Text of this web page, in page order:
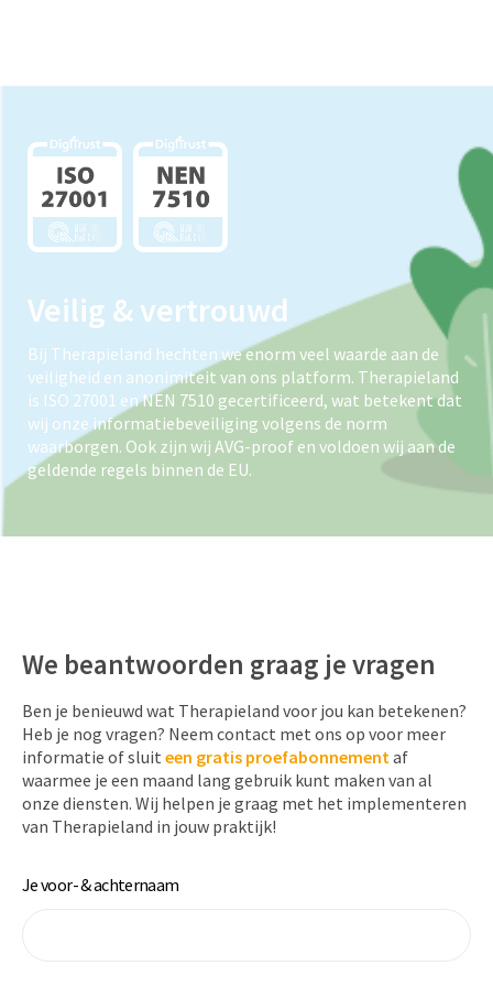
Veilig & vertrouwd
Bij Therapieland hechten we enorm veel waarde aan de
veiligheid en anonimiteit van ons platform. Therapieland
is ISO 27001 en NEN 7510 gecertificeerd, wat betekent dat
wij onze informatiebeveiliging volgens de norm
waarborgen. Ook zijn wij AVG-proof en voldoen wij aan de
geldende regels binnen de EU.
We beantwoorden graag je vragen
Ben je benieuwd wat Therapieland voor jou kan betekenen?
Heb je nog vragen? Neem contact met ons op voor meer
informatie of sluit een gratis proefabonnementaf
waarmee je een maand lang gebruik kunt maken van al
onze diensten. Wij helpen je graag met het implementeren
van Therapieland in jouw praktijk!
Je voor- & achternaam